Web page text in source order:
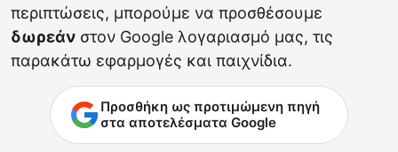
περιπτώσεις, μπορούμε να προσθέσουμε
δωρεάν στον Google λογαριασμό μας, τις
παρακάτω εφαρμογές και παιχνίδια.
Προσθήκη ως προτιμώμενη πηγή
στα αποτελέσματα Google